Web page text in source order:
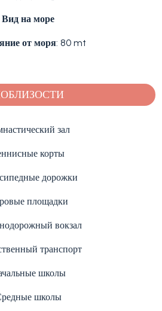
Вид на море
от моря: 80 mt
зал
корты
дорожки
площадки
вокзал
транспорт
школы
школы